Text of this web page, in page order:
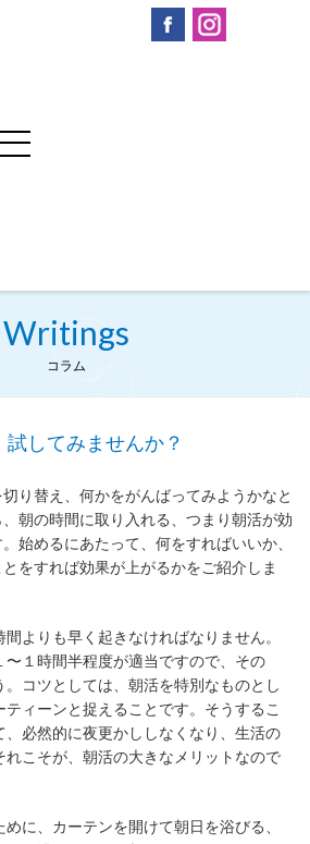
Writings
コラム
試してみませんか？
り替え、何かをがんばってみようかなと
朝の時間に取り入れる、つまり朝活が効
始めるにあたって、何をすればいいか、
とをすれば効果が上がるかをご紹介しま
よりも早く起きなければなりません。
１時間半程度が適当ですので、その
コツとしては、朝活を特別なものとし
ィーンと捉えることです。そうするこ
、必然的に夜更かししなくなり、生活の
れこそが、朝活の大きなメリットなので
に、カーテンを開けて朝日を浴びる、